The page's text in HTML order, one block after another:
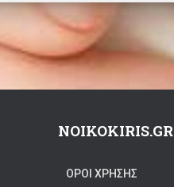
NOIKOKIRIS.GR
ΟΡΟΙ ΧΡΗΣΗΣ